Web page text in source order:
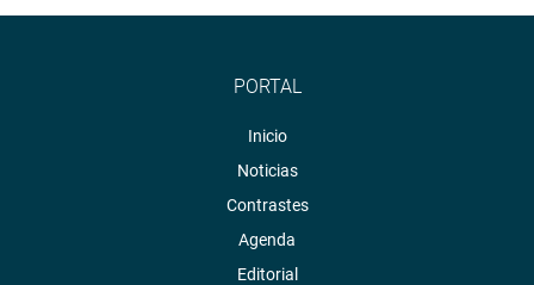
PORTAL
Inicio
Noticias
Contrastes
Agenda
Editorial